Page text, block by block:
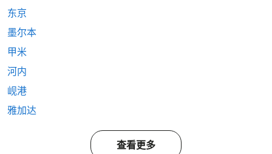
东京
墨尔本
甲米
河内
岘港
雅加达
查看更多